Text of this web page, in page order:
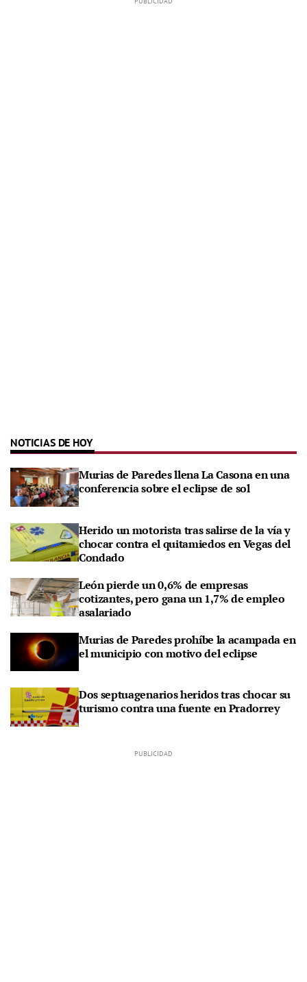
NOTICIAS DE HOY
Murias de Paredes llena La Casona en una
conferencia sobre el eclipse de sol
Herido un motorista tras salirse de la vía y
chocar contra el quitamiedos en Vegas del
Condado
León pierde un 0,6% de empresas
cotizantes, pero gana un 1,7% de empleo
asalariado
Murias de Paredes prohíbe la acampada en
el municipio con motivo del eclipse
Dos septuagenarios heridos tras chocar su
turismo contra una fuente en Pradorrey